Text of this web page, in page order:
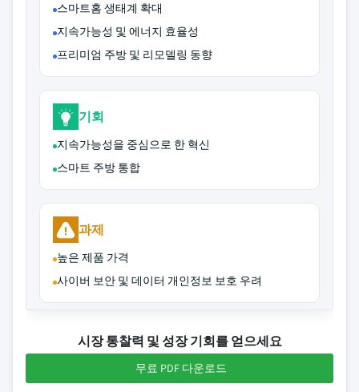
스마트홈 생태계 확대
지속가능성 및 에너지 효율성
프리미엄 주방 및 리모델링 동향
기회
지속가능성을 중심으로 한 혁신
스마트 주방 통합
과제
높은 제품 가격
사이버 보안 및 데이터 개인정보 보호 우려
시장 통찰력 및 성장 기회를 얻으세요
무료 PDF 다운로드